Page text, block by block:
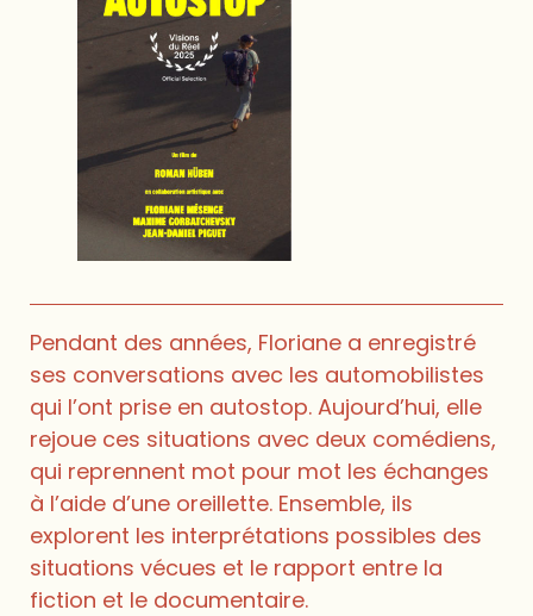
Pendant des années, Floriane a enregistré
ses conversations avec les automobilistes
qui l’ont prise en autostop. Aujourd’hui, elle
rejoue ces situations avec deux comédiens,
qui reprennent mot pour mot les échanges
à l’aide d’une oreillette. Ensemble, ils
explorent les interprétations possibles des
situations vécues et le rapport entre la
fiction et le documentaire.